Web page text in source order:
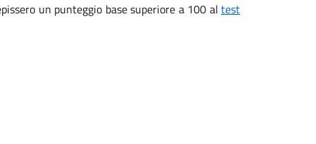
un punteggio base superiore a 100 al test